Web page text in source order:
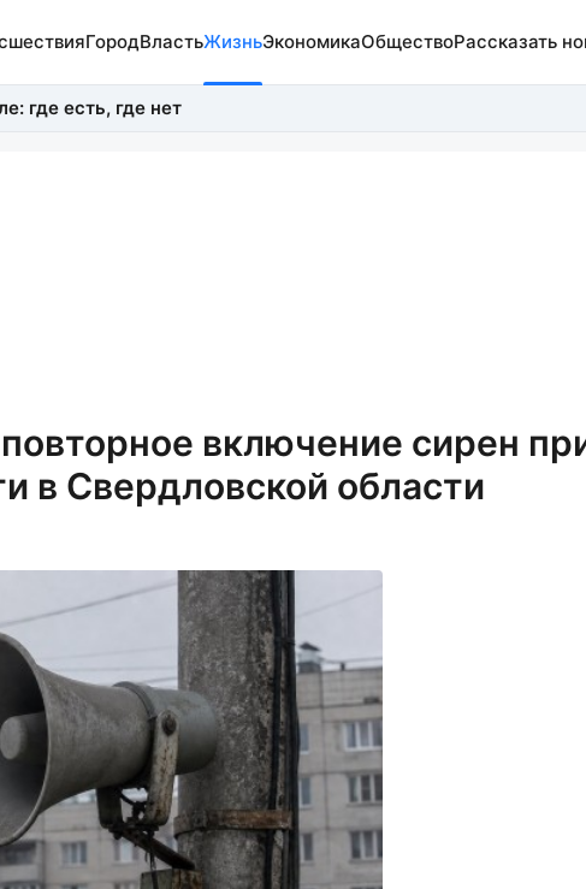
ГородВластьЖизньЭкономикаОбществоРассказать
где есть, где нет
включение сирен
в Свердловской области